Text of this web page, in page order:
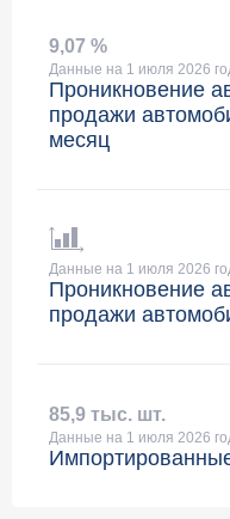
9,07 %
Данные на 1 июля 2026
Проникновение
продажи
месяц
Данные на 1 июля 2026
Проникновение
продажи
85,9 тыс. шт.
Данные на 1 июля 2026